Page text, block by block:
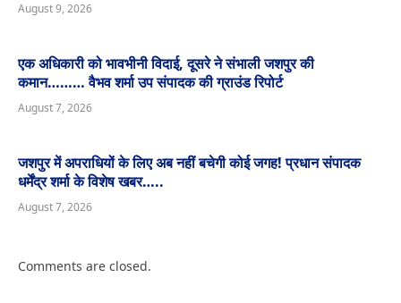
August 9, 2026
एक अधिकारी को भावभीनी विदाई, दूसरे ने संभाली जशपुर की
कमान……… वैभव शर्मा उप संपादक की ग्राउंड रिपोर्ट
August 7, 2026
जशपुर में अपराधियों के लिए अब नहीं बचेगी कोई जगह! प्रधान संपादक
धर्मेंद्र शर्मा के विशेष खबर…..
August 7, 2026
Comments are closed.